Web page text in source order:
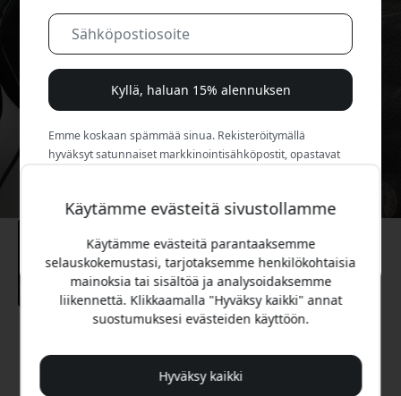
14.99 EUR
Käytämme evästeitä sivustollamme
Käytämme evästeitä parantaaksemme
selauskokemustasi, tarjotaksemme henkilökohtaisia
mainoksia tai sisältöä ja analysoidaksemme
liikennettä. Klikkaamalla "Hyväksy kaikki" annat
suostumuksesi evästeiden käyttöön.
Hyväksy kaikki
Kyllä, haluan 15% alennuksen
Emme koskaan spämmää sinua. Rekisteröitymällä
hyväksyt satunnaiset markkinointisähköpostit, opastavat
Ei, maksan mieluummin täyden hinnan.